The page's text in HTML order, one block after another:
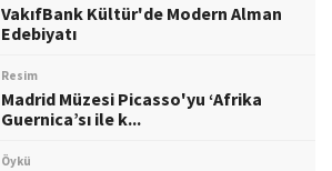
VakıfBank Kültür'de Modern Alman
Edebiyatı
Resim
Madrid Müzesi Picasso'yu ‘Afrika
Guernica’sı ile k...
Öykü